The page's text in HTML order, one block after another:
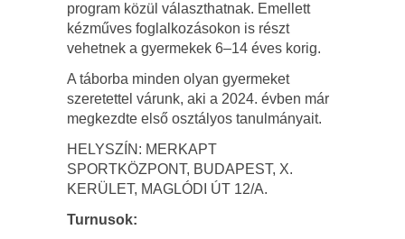
program közül választhatnak. Emellett
kézműves foglalkozásokon is részt
vehetnek a gyermekek 6–14 éves korig.
A táborba minden olyan gyermeket
szeretettel várunk, aki a 2024. évben már
megkezdte első osztályos tanulmányait.
HELYSZÍN: MERKAPT
SPORTKÖZPONT, BUDAPEST, X.
KERÜLET, MAGLÓDI ÚT 12/A.
Turnusok: